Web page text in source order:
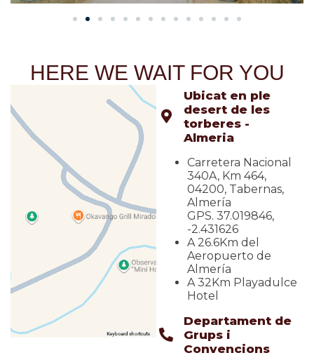
HERE WE WAIT FOR YOU
Ubicat en ple
desert de les
torberes -
Almeria
Carretera Nacional
340A, Km 464,
04200, Tabernas,
Almería
GPS. 37.019846,
-2.431626
A 26.6Km del
Aeropuerto de
Almería
A 32Km Playadulce
Hotel
Departament de
Grups i
Convencions